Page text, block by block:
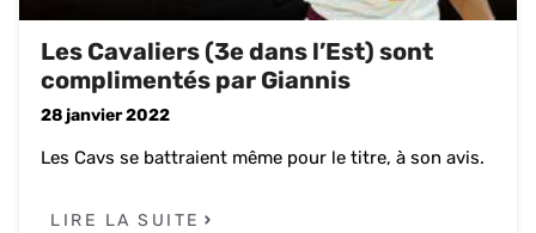
Les Cavaliers (3e dans l’Est) sont
complimentés par Giannis
28 janvier 2022
Les Cavs se battraient même pour le titre, à son avis.
LIRE LA SUITE